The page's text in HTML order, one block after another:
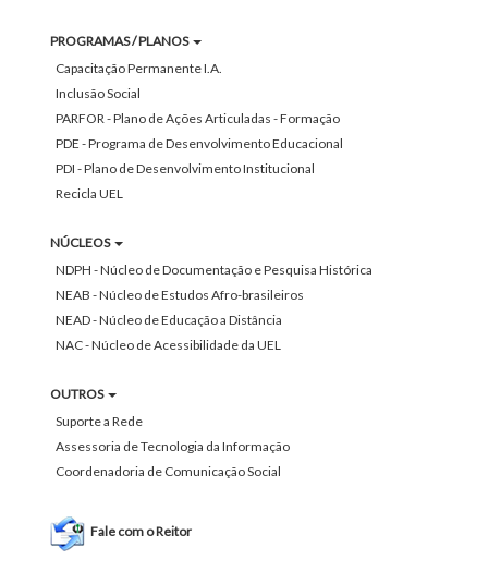
PROGRAMAS / PLANOS
Capacitação Permanente I.A.
Inclusão Social
PARFOR - Plano de Ações Articuladas - Formação
PDE - Programa de Desenvolvimento Educacional
PDI - Plano de Desenvolvimento Institucional
Recicla UEL
NÚCLEOS
NDPH - Núcleo de Documentação e Pesquisa Histórica
NEAB - Núcleo de Estudos Afro-brasileiros
NEAD - Núcleo de Educação a Distância
NAC - Núcleo de Acessibilidade da UEL
OUTROS
Suporte a Rede
Assessoria de Tecnologia da Informação
Coordenadoria de Comunicação Social
Fale com o Reitor